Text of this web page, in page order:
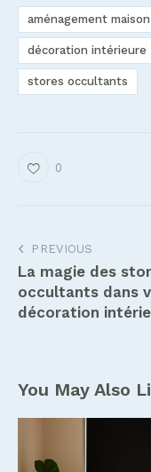
aménagement maison
décoration intérieure
stores occultants
0
Navigation
de
l’article
PREVIOUS
La magie des
occultants dans
décoration
You May Also